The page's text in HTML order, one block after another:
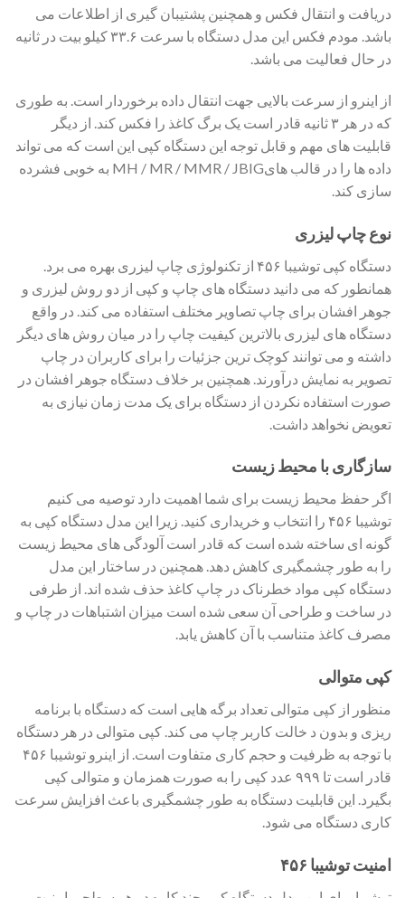
دریافت و انتقال فکس و همچنین پشتیبان گیری از اطلاعات می
باشد. مودم فکس این مدل دستگاه با سرعت ۳۳.۶ کیلو بیت در ثانیه
در حال فعالیت می باشد.
از اینرو از سرعت بالایی جهت انتقال داده برخوردار است. به طوری
که در هر ۳ ثانیه قادر است یک برگ کاغذ را فکس کند. از دیگر
قابلیت های مهم و قابل توجه این دستگاه کپی این است که می تواند
داده ها را در قالب هایMH / MR / MMR / JBIG به خوبی فشرده
سازی کند.
نوع چاپ لیزری
دستگاه کپی توشیبا ۴۵۶ از تکنولوژی چاپ لیزری بهره می برد.
همانطور که می دانید دستگاه های چاپ و کپی از دو روش لیزری و
جوهر افشان برای چاپ تصاویر مختلف استفاده می کند. در واقع
دستگاه های لیزری بالاترین کیفیت چاپ را در میان روش های دیگر
داشته و می توانند کوچک ترین جزئیات را برای کاربران در چاپ
تصویر به نمایش درآورند. همچنین بر خلاف دستگاه جوهر افشان در
صورت استفاده نکردن از دستگاه برای یک مدت زمان نیازی به
تعویض نخواهد داشت.
سازگاری با محیط زیست
اگر حفظ محیط زیست برای شما اهمیت دارد توصیه می کنیم
توشیبا ۴۵۶ را انتخاب و خریداری کنید. زیرا این مدل دستگاه کپی به
گونه ای ساخته شده است که قادر است آلودگی های محیط زیست
را به طور چشمگیری کاهش دهد. همچنین در ساختار این مدل
دستگاه کپی مواد خطرناک در چاپ کاغذ حذف شده اند. از طرفی
در ساخت و طراحی آن سعی شده است میزان اشتباهات در چاپ و
مصرف کاغذ متناسب با آن کاهش یابد.
کپی متوالی
منظور از کپی متوالی تعداد برگه هایی است که دستگاه با برنامه
ریزی و بدون د خالت کاربر چاپ می کند. کپی متوالی در هر دستگاه
با توجه به ظرفیت و حجم کاری متفاوت است. از اینرو توشیبا ۴۵۶
قادر است تا ۹۹۹ عدد کپی را به صورت همزمان و متوالی کپی
بگیرد. این قابلیت دستگاه به طور چشمگیری باعث افزایش سرعت
کاری دستگاه می شود.
امنیت توشیبا ۴۵۶